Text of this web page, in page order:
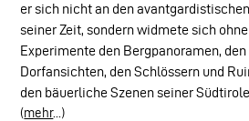
er sich nicht an den
seiner Zeit, sondern widmete sich
Experimente den Bergpanoramen,
Dorfansichten, den Schlössern und
den bäuerliche Szenen seiner
(mehr...)